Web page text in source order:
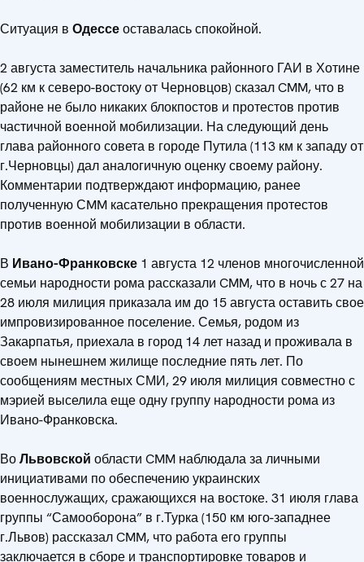
Ситуация в Одессеоставалась спокойной.
2 августа заместитель начальника районного ГАИ в Хотине
(62 км к северо-востоку от Черновцов) сказал CMM, что в
районе не было никаких блокпостов и протестов против
частичной военной мобилизации. На следующий день
глава районного совета в городе Путила (113 км к западу от
г.Черновцы) дал аналогичную оценку своему району.
Комментарии подтверждают информацию, ранее
полученную СMM касательно прекращения протестов
против военной мобилизации в области.
В Ивано-Франковске 1 августа 12 членов многочисленной
семьи народности рома рассказали CMM, что в ночь с 27 на
28 июля милиция приказала им до 15 августа оставить свое
импровизированное поселение. Семья, родом из
Закарпатья, приехала в город 14 лет назад и проживала в
своем нынешнем жилище последние пять лет. По
сообщениям местных СМИ, 29 июля милиция совместно с
мэрией выселила еще одну группу народности рома из
Ивано-Франковска.
ВоЛьвовской области CMM наблюдала за личными
инициативами по обеспечению украинских
военнослужащих, сражающихся на востоке. 31 июля глава
группы “Самооборона” в г.Турка (150 км юго-западнее
г.Львов) рассказал CMM, что работа его группы
заключается в сборе и транспортировке товаров и